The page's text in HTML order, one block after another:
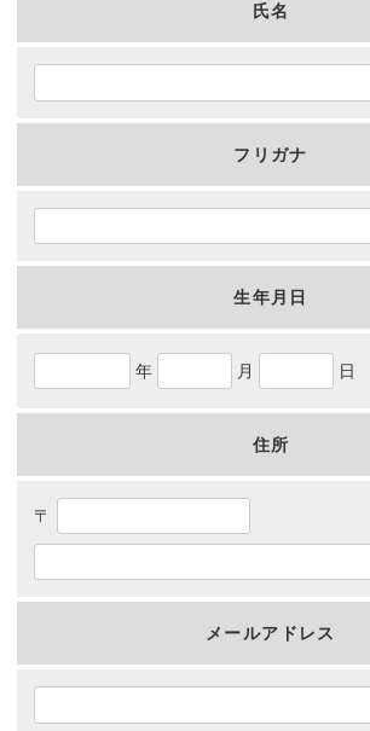
氏名
フリガナ
生年月日
住所
メールアドレス